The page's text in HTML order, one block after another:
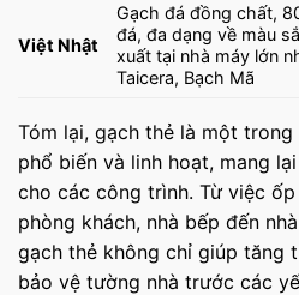
Việt Nhật
Gạch đá đồng chất,
đá, đa dạng về màu
xuất tại nhà máy lớn
Taicera, Bạch Mã
Tóm lại, gạch thẻ là một
phổ biến và linh hoạt, mang
cho các công trình. Từ việc
phòng khách, nhà bếp đến
gạch thẻ không chỉ giúp tăng
bảo vệ tường nhà trước các